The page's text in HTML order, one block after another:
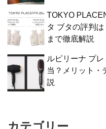
TOKYO
タ ブタの評判
まで徹底解説
ルピリーナ プ
当？メリット・
説
カテゴリー